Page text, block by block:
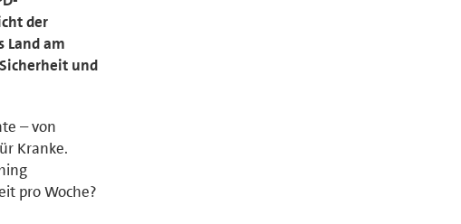
der
Land am
und
– von
Kranke.
pro Woche?